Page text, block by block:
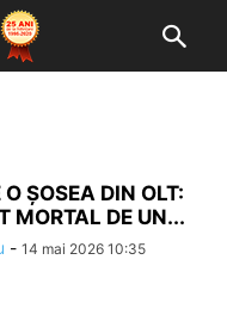
O ȘOSEA DIN OLT:
MORTAL DE UN...
- 14 mai 2026 10:35